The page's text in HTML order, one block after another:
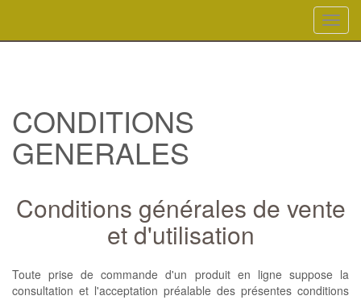
Toggle
CONDITIONS
GENERALES
Conditions générales de vente
et d'utilisation
Toute prise de commande d'un produit en ligne suppose la
consultation et l'acceptation préalable des présentes conditions